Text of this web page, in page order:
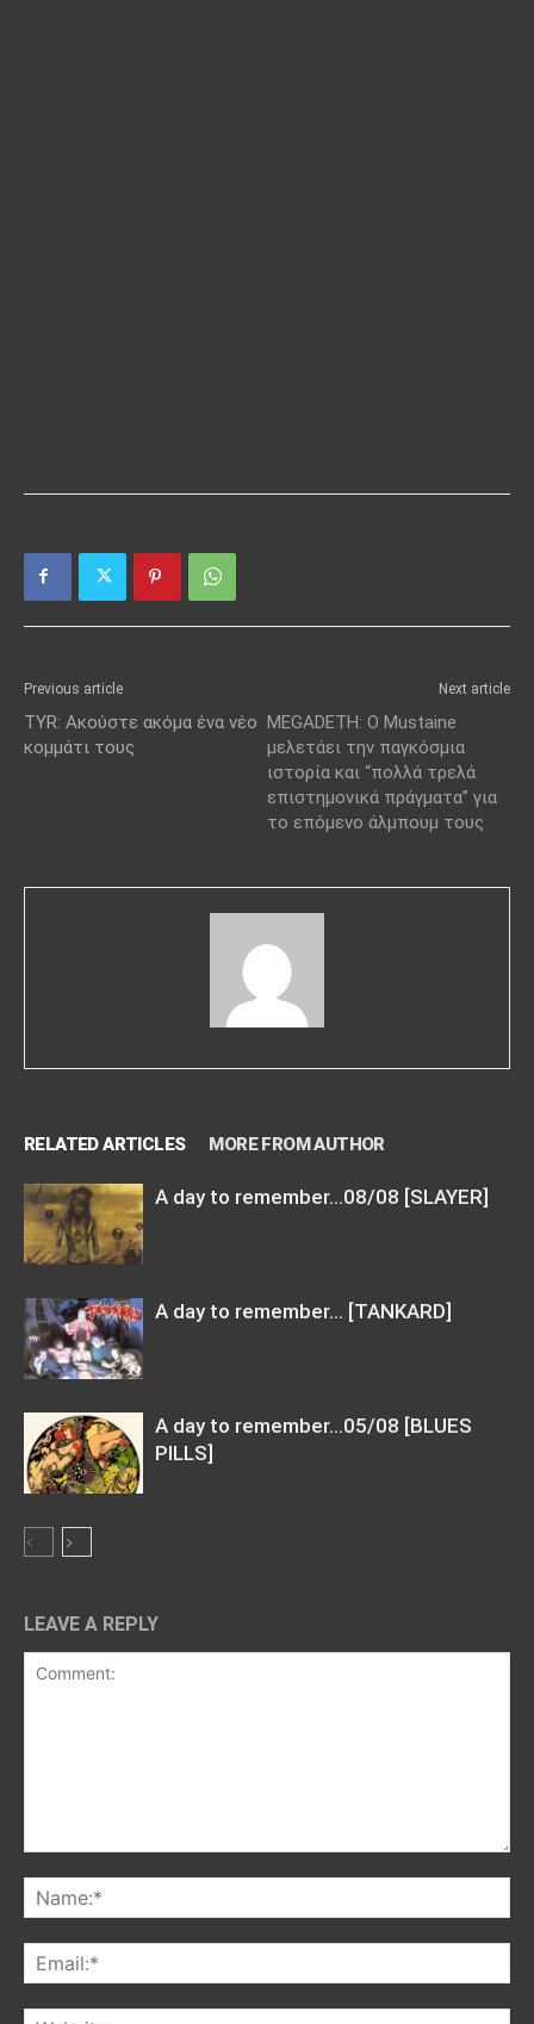
Previous article
TYR: Ακούστε ακόμα ένα νέο
κομμάτι τους
Next article
MEGADETH: O Mustaine
μελετάει την παγκόσμια
ιστορία και “πολλά τρελά
επιστημονικά πράγματα” για
το επόμενο άλμπουμ τους
RELATED ARTICLES MORE FROM AUTHOR
A day to remember…08/08 [SLAYER]
A day to remember… [TANKARD]
A day to remember…05/08 [BLUES
PILLS]
LEAVE A REPLY